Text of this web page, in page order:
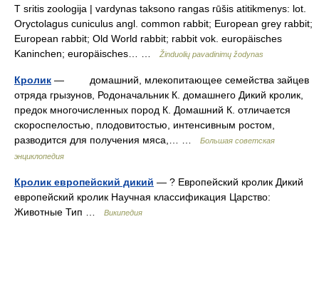
T sritis zoologija | vardynas taksono rangas rūšis atitikmenys: lot.
Oryctolagus cuniculus angl. common rabbit; European grey rabbit;
European rabbit; Old World rabbit; rabbit vok. europäisches
Kaninchen; europäisches… …
Žinduolių pavadinimų žodynas
Кролик — домашний, млекопитающее семейства зайцев
отряда грызунов, Родоначальник К. домашнего Дикий кролик,
предок многочисленных пород К. Домашний К. отличается
скороспелостью, плодовитостью, интенсивным ростом,
разводится для получения мяса,… …
Большая советская
энциклопедия
Кролик европейский дикий — ? Европейский кролик Дикий
европейский кролик Научная классификация Царство:
Животные Тип …
Википедия